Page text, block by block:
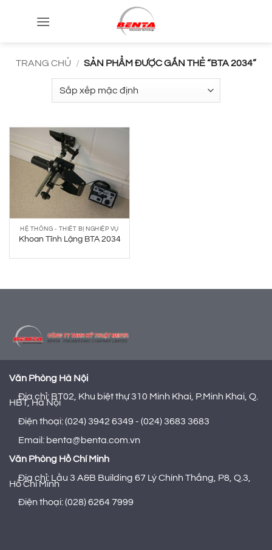
TRANG CHỦ / SẢN PHẨM ĐƯỢC GẮN THẺ “BTA 2034”
HỆ THỐNG - THIẾT BỊ NGHIỆP VỤ
Khoan Tĩnh Lặng BTA 2034
Văn Phòng Hà Nội
Địa chỉ: BT02, Khu biệt thự 310 Minh Khai, P.Minh Khai, Q.
HBT, Hà Nội
Điện thoại: (024) 3942 6349 - (024) 3683 3683
Email: benta@benta.com.vn
Văn Phòng Hồ Chí Minh
Địa chỉ: Lầu 3 A&B Building 67 Lý Chính Thắng, P8, Q.3,
Hồ Chí Minh
Điện thoại: (028) 6264 7999